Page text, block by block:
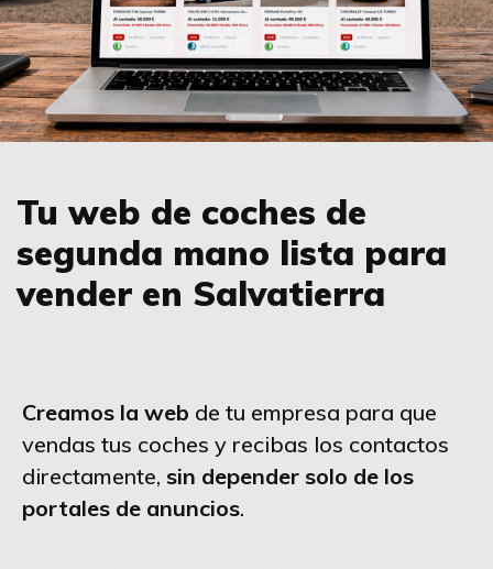
Tu web de coches de
segunda mano lista para
vender en Salvatierra
Creamos la web de tu empresa para que
vendas tus coches y recibas los contactos
directamente, sin depender solo de los
portales de anuncios.